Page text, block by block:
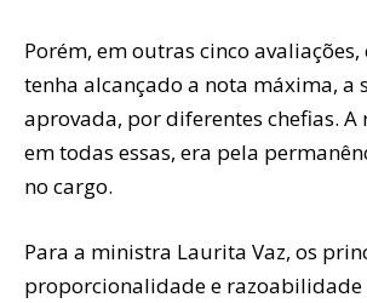
Porém, em outras cinco
tenha alcançado a nota máxima, a
aprovada, por diferentes chefias. A
em todas essas, era pela
no cargo.
Para a ministra Laurita Vaz, os
proporcionalidade e